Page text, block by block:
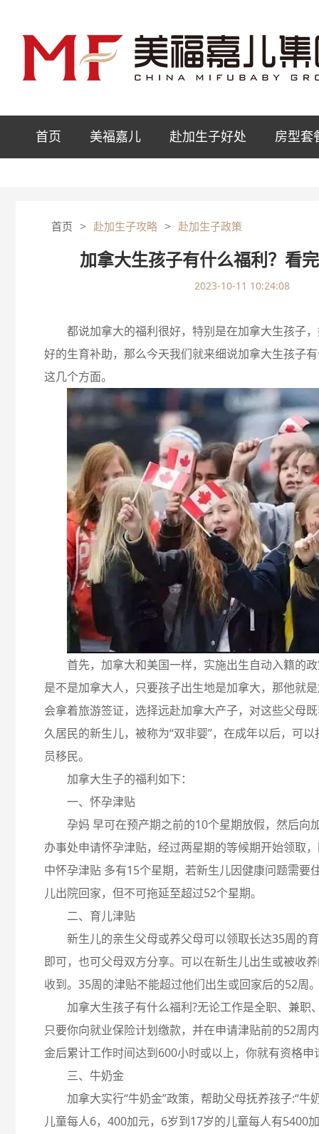
首页 美福嘉儿 赴加生子好处 房型套
首页 > 赴加生子攻略 > 赴加生子政策
加拿大生孩子有什么福利？看
2023-10-11 10:24:08
都说加拿大的福利很好，特别是在加拿大生孩子
好的生育补助，那么今天我们就来细说加拿大生孩子
这几个方面。
首先，加拿大和美国一样，实施出生自动入籍的
是不是加拿大人，只要孩子出生地是加拿大，那他就
会拿着旅游签证，选择远赴加拿大产子，对这些父母
久居民的新生儿，被称为“双非婴”，在成年以后，可
员移民。
加拿大生子的福利如下：
一、怀孕津贴
孕妈 早可在预产期之前的10个星期放假，然后向
办事处申请怀孕津贴，经过两星期的等候期开始领取
中怀孕津贴 多有15个星期，若新生儿因健康问题需要
儿出院回家，但不可拖延至超过52个星期。
二、育儿津贴
新生儿的亲生父母或养父母可以领取长达35周的
即可，也可父母双方分享。可以在新生儿出生或被收
收到。35周的津贴不能超过他们出生或回家后的52周
加拿大生孩子有什么福利?无论工作是全职、兼职
只要你向就业保险计划缴款，并在申请津贴前的52周
金后累计工作时间达到600小时或以上，你就有资格申
三、牛奶金
加拿大实行“牛奶金”政策，帮助父母抚养孩子:“牛
儿童每人6，400加元，6岁到17岁的儿童每人有5400